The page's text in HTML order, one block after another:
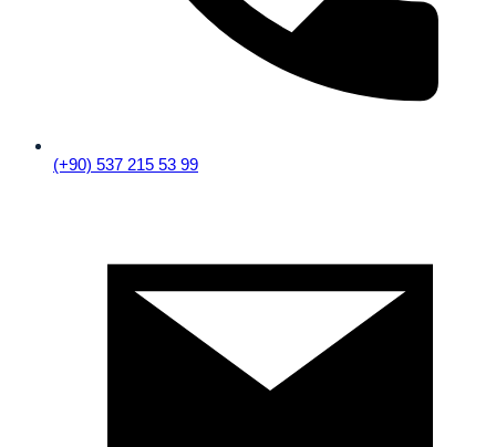
(+90) 537 215 53 99